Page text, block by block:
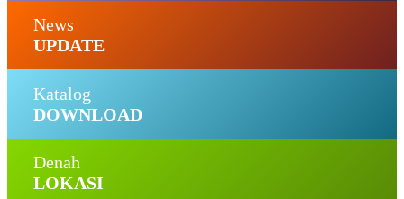
News
UPDATE
Katalog
DOWNLOAD
Denah
LOKASI